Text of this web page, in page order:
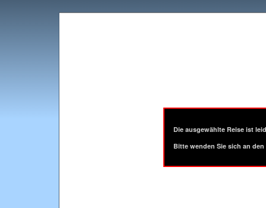
Die ausgewählte Reise ist
Bitte wenden Sie sich an den